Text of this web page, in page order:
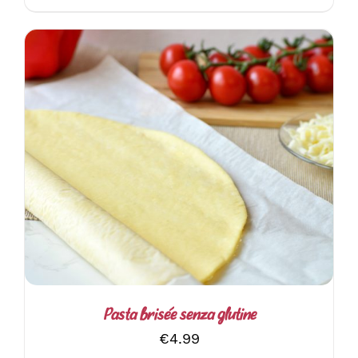
AGGIUNGI AL CARRELLO / DETTAGLI
Pasta brisée senza glutine
€4.99